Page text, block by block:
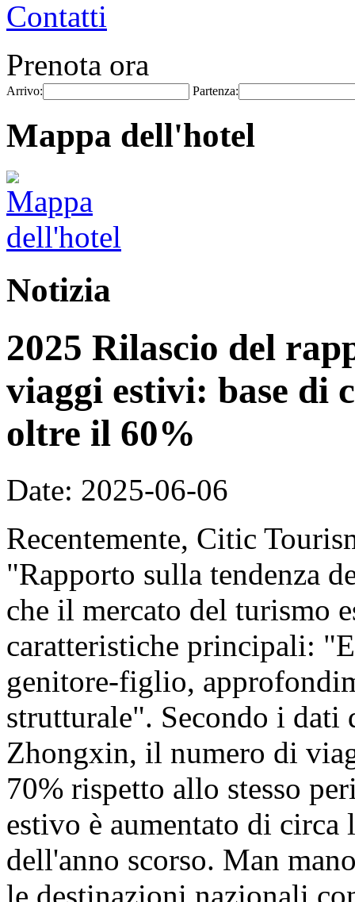
Contatti
Prenota ora
Arrivo: Partenza:
Mappa dell'hotel
Notizia
2025 Rilascio del
viaggi estivi: base di
oltre il 60%
Date: 2025-06-06
Recentemente, Citic
"Rapporto sulla tendenza
che il mercato del turismo
caratteristiche principali:
genitore-figlio,
strutturale". Secondo i
Zhongxin, il numero di
70% rispetto allo stesso
estivo è aumentato di
dell'anno scorso. Man
le destinazioni nazionali